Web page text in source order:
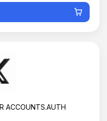
ACCOUNTS.AUTH